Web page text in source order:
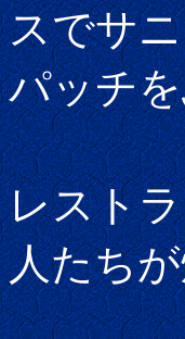
スでサ
パッチ
屋台
レスト
人たち
ました